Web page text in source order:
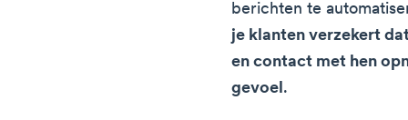
berichten te
je klanten verzekert
en contact met hen
gevoel.